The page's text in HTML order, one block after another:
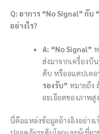
Q: อาการ “No Signal” กั
อย่างไร?
A: “No Signal”
ส่งมาจากเครื่องบั
ดับ หรืออแดปเตอ
รองรับ” หมายถึง
ละเอียดของภาพ
นี่คือแหล่งข้อมูลอ้างอิงอย่าง